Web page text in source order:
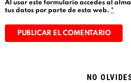
Al usar este formulario accedes al
tus datos por parte de esta web. *
NO